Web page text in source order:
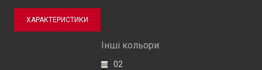
ХАРАКТЕРИСТИКИ
Інші кольори:
02